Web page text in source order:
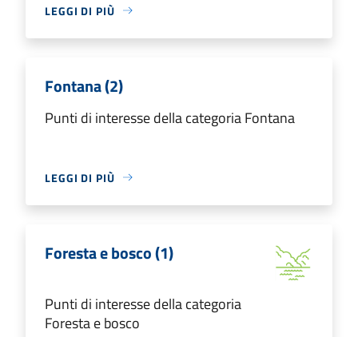
LEGGI DI PIÙ
Fontana (2)
Punti di interesse della categoria Fontana
LEGGI DI PIÙ
Foresta e bosco (1)
Punti di interesse della categoria
Foresta e bosco